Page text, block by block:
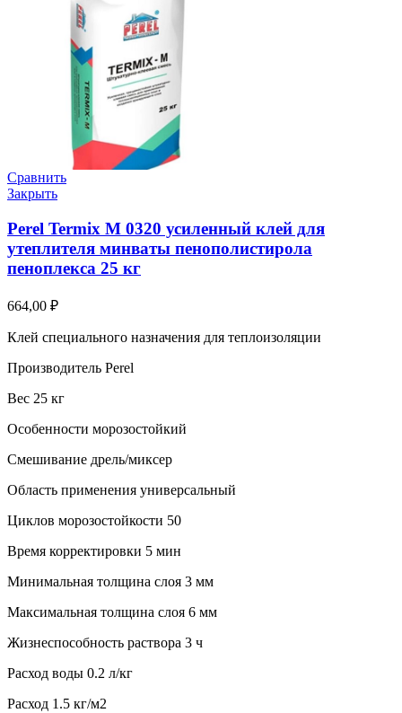
Сравнить
Закрыть
Perel Termix M 0320 усиленный клей для
утеплителя минваты пенополистирола
пеноплекса 25 кг
664,00 ₽
Клей специального назначения для теплоизоляции
Производитель Perel
Вес 25 кг
Особенности морозостойкий
Смешивание дрель/миксер
Область применения универсальный
Циклов морозостойкости 50
Время корректировки 5 мин
Минимальная толщина слоя 3 мм
Максимальная толщина слоя 6 мм
Жизнеспособность раствора 3 ч
Расход воды 0.2 л/кг
Расход 1.5 кг/м2